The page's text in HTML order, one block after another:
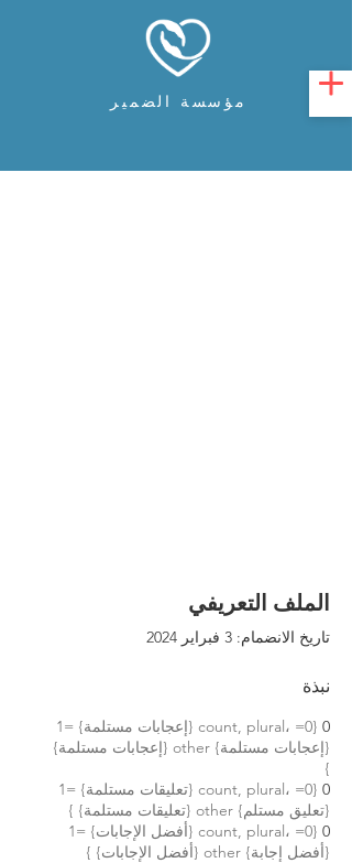
مؤسسة الضمير
الملف التعريفي
تاريخ الانضمام: 3 فبراير 2024
نبذة
0
{count, plural، =0 {إعجابات مستلمة} =1
{إعجابات مستلمة} other {إعجابات مستلمة}
}
0
{count, plural، =0 {تعليقات مستلمة} =1
{تعليق مستلم} other {تعليقات مستلمة} }
0
{count, plural، =0 {أفضل الإجابات} =1
{أفضل إجابة} other {أفضل الإجابات} }